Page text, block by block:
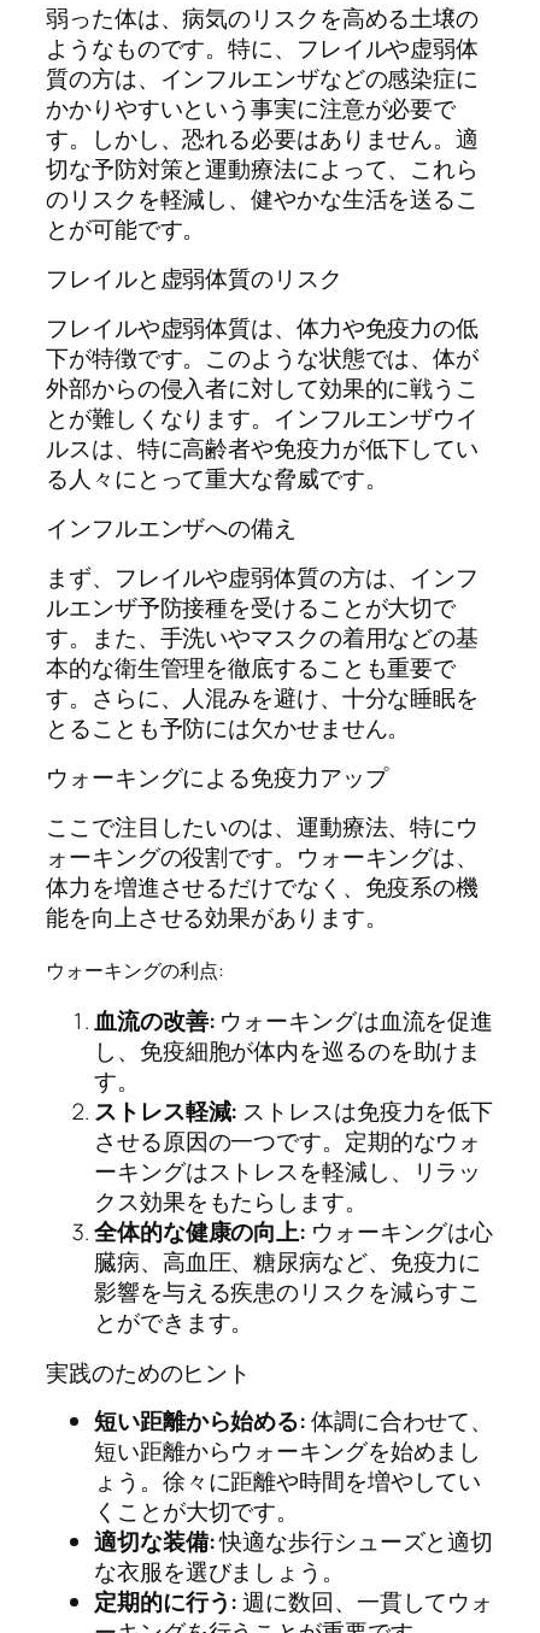
弱った体は、病気のリスクを高める土壌の
ようなものです。特に、フレイルや虚弱体
質の方は、インフルエンザなどの感染症に
かかりやすいという事実に注意が必要で
す。しかし、恐れる必要はありません。適
切な予防対策と運動療法によって、これら
のリスクを軽減し、健やかな生活を送るこ
とが可能です。
フレイルと虚弱体質のリスク
フレイルや虚弱体質は、体力や免疫力の低
下が特徴です。このような状態では、体が
外部からの侵入者に対して効果的に戦うこ
とが難しくなります。インフルエンザウイ
ルスは、特に高齢者や免疫力が低下してい
る人々にとって重大な脅威です。
インフルエンザへの備え
まず、フレイルや虚弱体質の方は、インフ
ルエンザ予防接種を受けることが大切で
す。また、手洗いやマスクの着用などの基
本的な衛生管理を徹底することも重要で
す。さらに、人混みを避け、十分な睡眠を
とることも予防には欠かせません。
ウォーキングによる免疫力アップ
ここで注目したいのは、運動療法、特にウ
ォーキングの役割です。ウォーキングは、
体力を増進させるだけでなく、免疫系の機
能を向上させる効果があります。
ウォーキングの利点:
血流の改善: ウォーキングは血流を促進
し、免疫細胞が体内を巡るのを助けま
す。
ストレス軽減: ストレスは免疫力を低下
させる原因の一つです。定期的なウォ
ーキングはストレスを軽減し、リラッ
クス効果をもたらします。
全体的な健康の向上: ウォーキングは心
臓病、高血圧、糖尿病など、免疫力に
影響を与える疾患のリスクを減らすこ
とができます。
実践のためのヒント
短い距離から始める:体調に合わせて、
短い距離からウォーキングを始めまし
ょう。徐々に距離や時間を増やしてい
くことが大切です。
適切な装備:快適な歩行シューズと適切
な衣服を選びましょう。
定期的に行う:週に数回、一貫してウォ